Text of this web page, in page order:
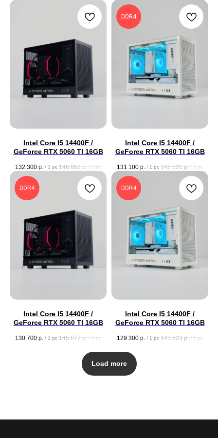
Intel Core I5 14400F /
GeForce RTX 5060 TI 16GB
132 300 р. / 1 pc 146 853 р. / 1 pc
DDR4
Intel Core I5 14400F /
GeForce RTX 5060 TI 16GB
131 100 р. / 1 pc 145 521 р. / 1 pc
DDR4
Intel Core I5 14400F /
GeForce RTX 5060 TI 16GB
130 700 р. / 1 pc 145 077 р. / 1 pc
DDR4
Intel Core I5 14400F /
GeForce RTX 5060 TI 16GB
129 300 р. / 1 pc 143 523 р. / 1 pc
Load more